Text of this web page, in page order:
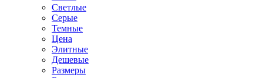
Светлые
Серые
Темные
Цена
Элитные
Дешевые
Размеры